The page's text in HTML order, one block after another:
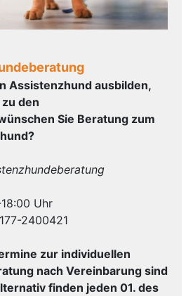
Assistenzhund ausbilden,
den
Sie Beratung zum
Uhr
2400421
zur individuellen
nach Vereinbarung sind
finden jeden 01. des